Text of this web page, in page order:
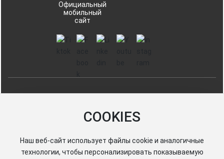
Официальный
мобильный
сайт
COOKIES
Наш веб-сайт использует файлы cookie и аналогичные
технологии, чтобы персонализировать показываемую
Lu No. 37068702000211